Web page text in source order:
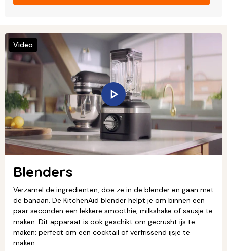
Blenders
Verzamel de ingrediënten, doe ze in de blender en gaan met
de banaan. De KitchenAid blender helpt je om binnen een
paar seconden een lekkere smoothie, milkshake of sausje te
maken. Dit apparaat is ook geschikt om gecrusht ijs te
maken: perfect om een cocktail of verfrissend ijsje te
maken.
Video